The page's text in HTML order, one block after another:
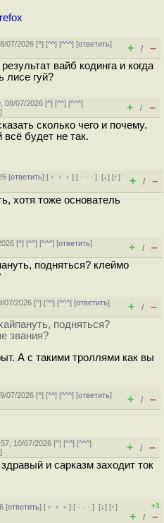
07/2026 [^] [^^] [^^^] [ответить]
+ / –
вайб кодинга и когда
лисе гуй?
08/07/2026 [^] [^^] [^^^]
] + / –
сколько чего и почему.
будет не так.
[ответить] [ ﹢﹢﹢] [ · · ·][↓] [↑]
+ / –
хотя тоже основатель
[^] [^^] [^^^] [ответить]
+ / –
подняться? клеймо
07/2026 [^] [^^] [^^^] [ответить]
+ / –
подняться?
звания?
А с такими троллями как вы
07/2026 [^] [^^] [^^^] [ответить]
+ / –
10/07/2026 [^] [^^] [^^^]
] + / –
и сарказм заходит ток
[ответить] [ ﹢﹢﹢] [ · · ·][↓] [↑]
+3
+ / –